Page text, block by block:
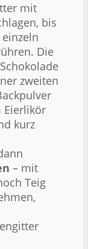
mit
bis
Die
zweiten
Eierlikör
kurz
– mit
Teig